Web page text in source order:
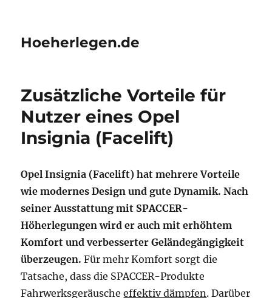
Hoeherlegen.de
Zusätzliche Vorteile für
Nutzer eines Opel
Insignia (Facelift)
Opel Insignia (Facelift) hat mehrere Vorteile
wie modernes Design und gute Dynamik. Nach
seiner Ausstattung mit SPACCER-
Höherlegungen wird er auch mit erhöhtem
Komfort und verbesserter Geländegängigkeit
überzeugen. Für mehr Komfort sorgt die
Tatsache, dass die SPACCER-Produkte
Fahrwerksgeräuscheeffektiv dämpfen. Darüber